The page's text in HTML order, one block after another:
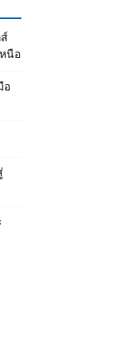
นือ
อ